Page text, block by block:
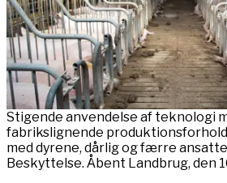
Stigende anvendelse af teknologi
fabrikslignende
med dyrene, dårlig og færre
Beskyttelse. Åbent Landbrug, den